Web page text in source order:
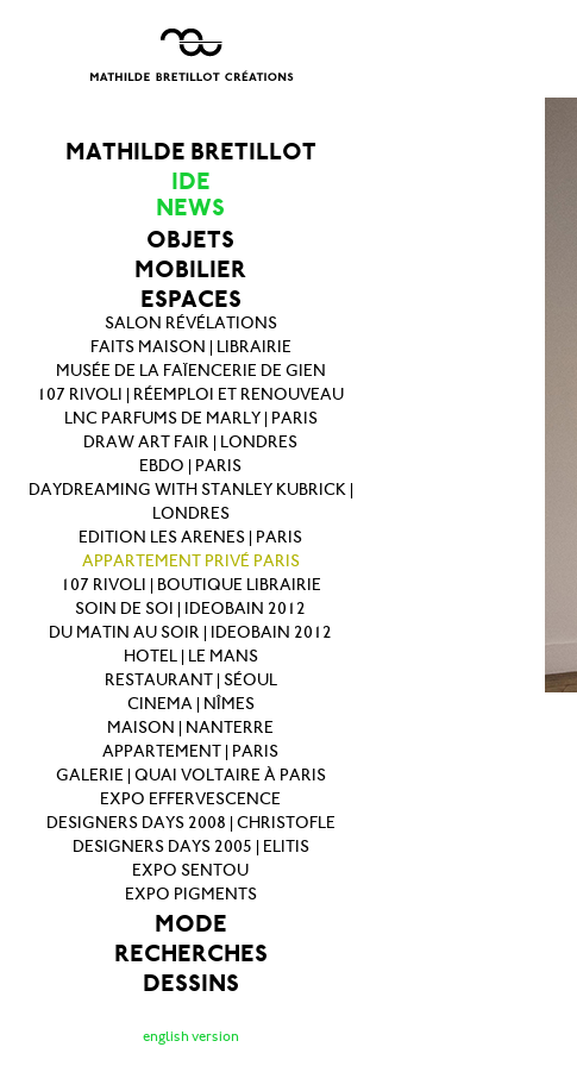
MATHILDE BRETILLOT
IDE
NEWS
OBJETS
MOBILIER
ESPACES
SALON RÉVÉLATIONS
FAITS MAISON | LIBRAIRIE
MUSÉE DE LA FAÏENCERIE DE GIEN
107 RIVOLI | RÉEMPLOI ET RENOUVEAU
LNC PARFUMS DE MARLY | PARIS
DRAW ART FAIR | LONDRES
EBDO | PARIS
DAYDREAMING WITH STANLEY KUBRICK |
LONDRES
EDITION LES ARENES | PARIS
APPARTEMENT PRIVÉ PARIS
107 RIVOLI | BOUTIQUE LIBRAIRIE
SOIN DE SOI | IDEOBAIN 2012
DU MATIN AU SOIR | IDEOBAIN 2012
HOTEL | LE MANS
RESTAURANT | SÉOUL
CINEMA | NÎMES
MAISON | NANTERRE
APPARTEMENT | PARIS
GALERIE | QUAI VOLTAIRE À PARIS
EXPO EFFERVESCENCE
DESIGNERS DAYS 2008 | CHRISTOFLE
DESIGNERS DAYS 2005 | ELITIS
EXPO SENTOU
EXPO PIGMENTS
MODE
RECHERCHES
DESSINS
english version